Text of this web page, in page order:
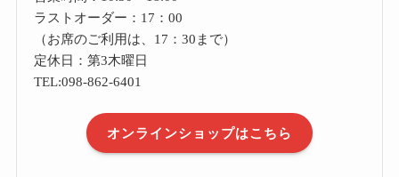
ラストオーダー：17：00
（お席のご利用は、17：30まで）
定休日：第3木曜日
TEL:098-862-6401
オンラインショップはこちら